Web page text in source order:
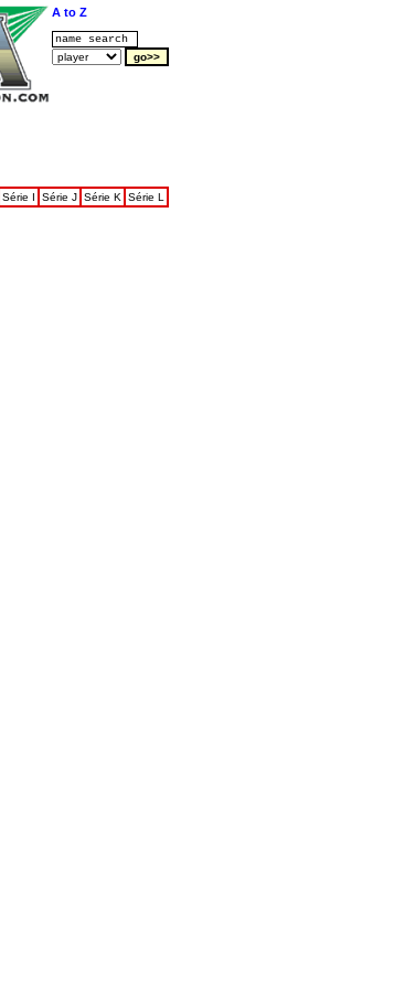
A to Z
Série I Série J Série K Série L